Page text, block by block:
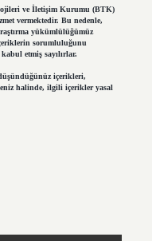
ve İletişim Kurumu (BTK)
vermektedir. Bu nedenle,
yükümlülüğümüz
sorumluluğunu
etmiş sayılırlar.
içerikleri,
halinde, ilgili içerikler yasal